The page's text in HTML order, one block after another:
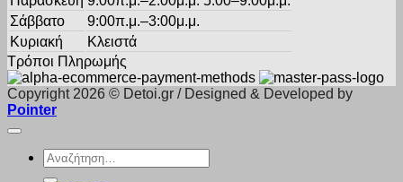
Σάββατο
9:00π.μ.–3:00μ.μ.
Κυριακή
Κλειστά
Τρόποι Πληρωμής
Copyright 2026 © Detoi.gr / Designed & Developed by
Pointer
Αναζήτηση
για: